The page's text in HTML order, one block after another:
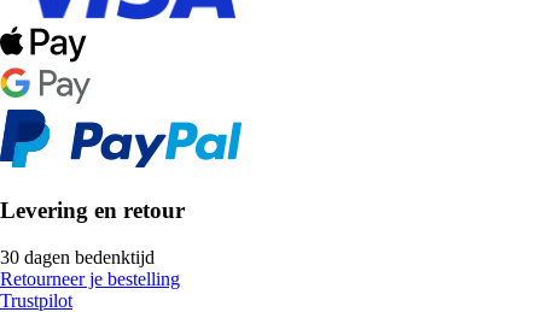
Levering en retour
30 dagen bedenktijd
Retourneer je bestelling
Trustpilot